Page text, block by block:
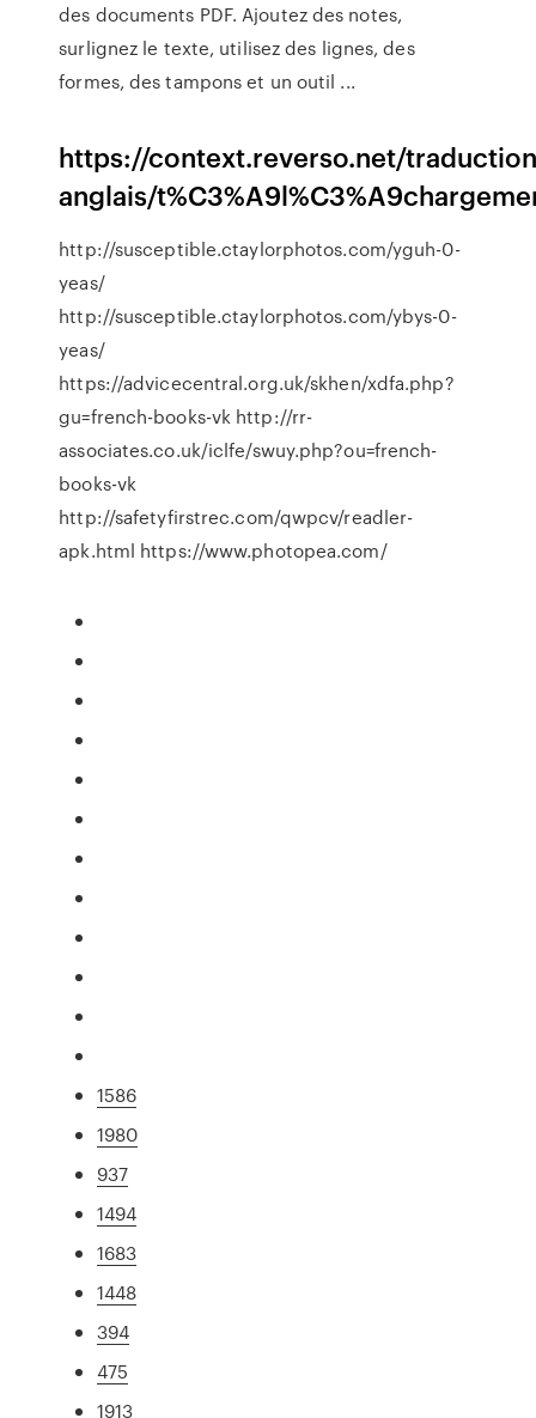
des documents PDF. Ajoutez des notes,
surlignez le texte, utilisez des lignes, des
formes, des tampons et un outil ...
https://context.reverso.net/
anglais/
http://susceptible.ctaylorphotos.com/yguh-0-
yeas/
http://susceptible.ctaylorphotos.com/ybys-0-
yeas/
https://advicecentral.org.uk/skhen/xdfa.php?
gu=french-books-vk http://rr-
associates.co.uk/iclfe/swuy.php?ou=french-
books-vk
http://safetyfirstrec.com/qwpcv/readler-
apk.html https://www.photopea.com/
1586
1980
937
1494
1683
1448
394
475
1913